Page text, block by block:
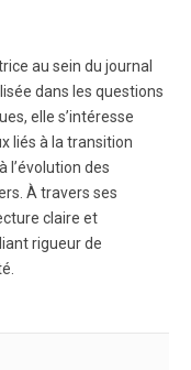
au sein du journal
dans les questions
elle s’intéresse
liés à la transition
l’évolution des
À travers ses
claire et
rigueur de